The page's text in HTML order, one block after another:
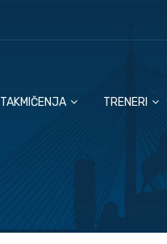
TAKMIČENJA TRENERI